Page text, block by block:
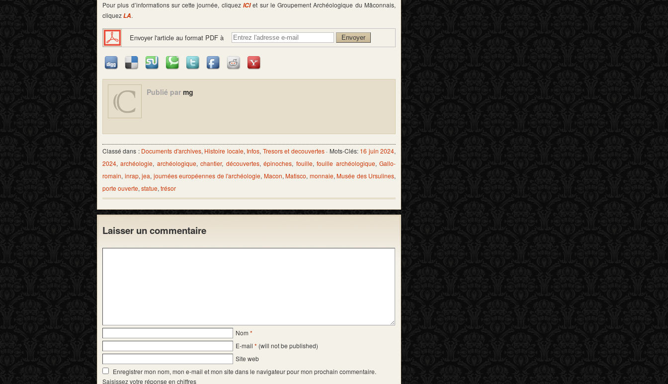
Pour plus d’informations sur cette journée, cliquez ICIet sur le Groupement Archéologique du Mâconnais,
cliquezLA.
Envoyer l'article au format PDF à
Publié par mg
Classé dans : Documents d'archives, Histoire locale, Infos, Tresors et decouvertes· Mots-Clés: 16 juin 2024,
2024,archéologie, archéologique,chantier, découvertes,épinoches, fouille,fouille archéologique,Gallo-
romain, inrap, jea, journées européennes de l'archéologie, Macon, Matisco, monnaie, Musée des Ursulines,
porte ouverte, statue, trésor
Laisser un commentaire
Nom *
E-mail * (will not be published)
Site web
Enregistrer mon nom, mon e-mail et mon site dans le navigateur pour mon prochain commentaire.
Saisissez votre réponse en chiffres